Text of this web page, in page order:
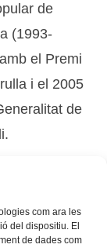
com ara les
del dispositiu. El
de dades com
de
(1993-
el Premi
i el 2005
de